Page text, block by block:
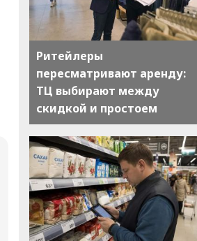
Ритейлеры
пересматривают аренду:
ТЦ выбирают между
скидкой и простоем